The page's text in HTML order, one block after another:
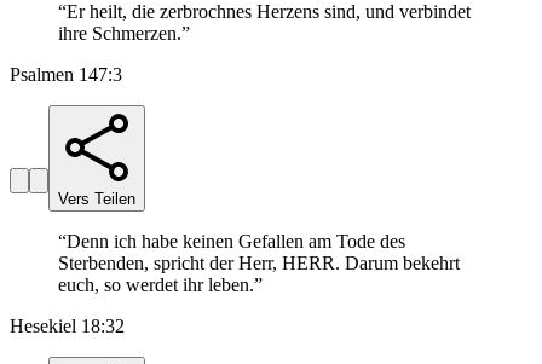
“Er heilt, die zerbrochnes Herzens sind, und verbindet
ihre Schmerzen.”
Psalmen 147:3
Vers Teilen
“Denn ich habe keinen Gefallen am Tode des
Sterbenden, spricht der Herr, HERR. Darum bekehrt
euch, so werdet ihr leben.”
Hesekiel 18:32